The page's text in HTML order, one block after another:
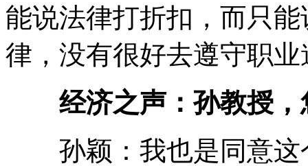
能说法律打折扣，而只
律，没有很好去遵守职
经济之声：孙教授
孙颖：我也是同意这